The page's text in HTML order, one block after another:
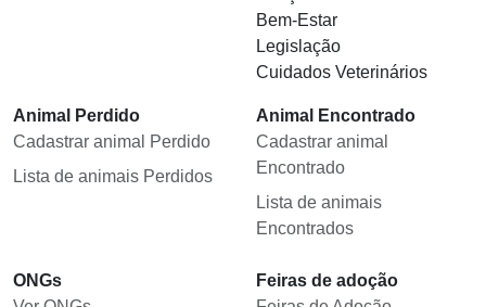
Bem-Estar
Legislação
Cuidados Veterinários
Animal Perdido
Cadastrar animal Perdido
Lista de animais Perdidos
Animal Encontrado
Cadastrar animal
Encontrado
Lista de animais
Encontrados
ONGs
Feiras de adoção